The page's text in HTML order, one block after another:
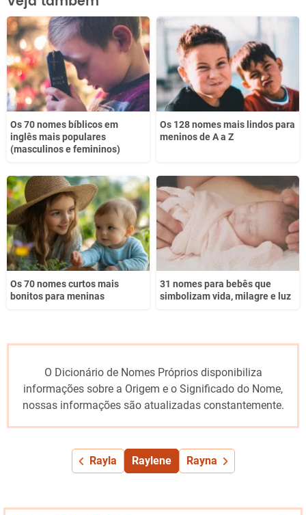
Este conteúdo não tem a informação que procuro
Outro
Os 70 nomes bíblicos em
inglês mais populares
(masculinos e femininos)
Os 128 nomes mais lindos para
meninos de A a Z
Os 70 nomes curtos mais
bonitos para meninas
31 nomes para bebês que
simbolizam vida, milagre e luz
O Dicionário de Nomes Próprios disponibiliza
informações sobre a Origem e o Significado do Nome,
nossas informações são atualizadas constantemente.
Rayla Raylene Rayna